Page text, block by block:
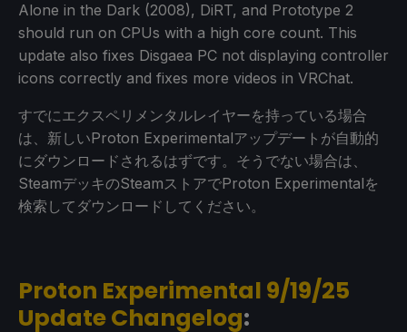
Alone in the Dark (2008), DiRT, and Prototype 2
should run on CPUs with a high core count. This
update also fixes Disgaea PC not displaying controller
icons correctly and fixes more videos in VRChat.
すでにエクスペリメンタルレイヤーを持っている場合
は、新しいProton Experimentalアップデートが自動的
にダウンロードされるはずです。そうでない場合は、
SteamデッキのSteamストアでProton Experimentalを
検索してダウンロードしてください。
Proton Experimental 9/19/25
Update Changelog: